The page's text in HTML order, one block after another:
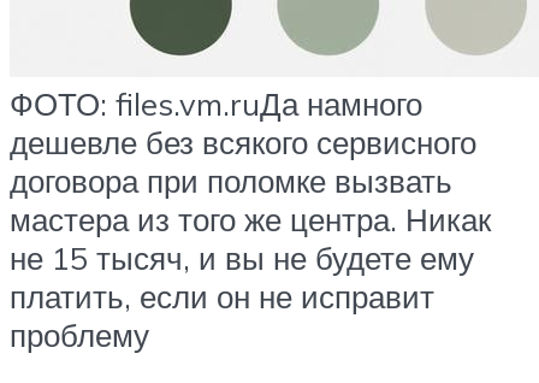
ФОТО: files.vm.ruДа намного
дешевле без всякого сервисного
договора при поломке вызвать
мастера из того же центра. Никак
не 15 тысяч, и вы не будете ему
платить, если он не исправит
проблему